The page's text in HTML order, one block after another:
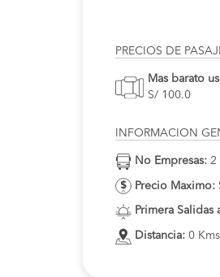
PRECIOS DE
Mas barato
S/ 100.0
INFORMACION
No Empresas: 2
Precio Maximo:
Primera Salidas
Distancia: 0 Kms